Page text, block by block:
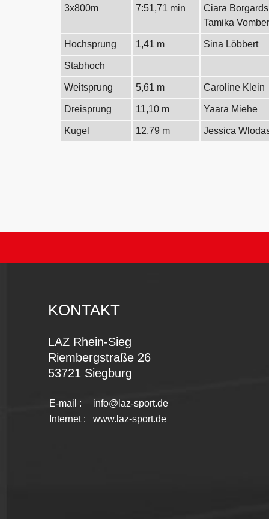
3x800m 7:51,71 min
Ciara Borgards
Tamika
Hochsprung 1,41 m Sina Löbbert
Stabhoch
Weitsprung 5,61 m Caroline Klein
Dreisprung 11,10 m Yaara Miehe
Kugel 12,79 m Jessica
KONTAKT
LAZ Rhein-Sieg
Riembergstraße 26
53721 Siegburg
E-mail :
info@laz-sport.de
Internet :
www.laz-sport.de